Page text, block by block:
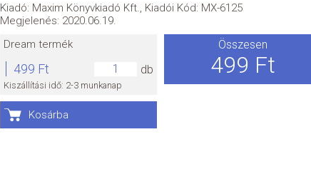
Kiadó: Maxim Könyvkiadó Kft.
Kiadói Kód: MX-6125
Megjelenés: 2020.06.19.
Kosárba
Dream termék
499 Ft db
Kiszállítási idő: 2-3 munkanap
Összesen
499 Ft